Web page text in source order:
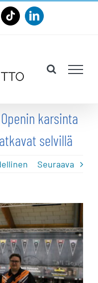
TiktokLinkedIn
karsinta
selvillä
Seuraava